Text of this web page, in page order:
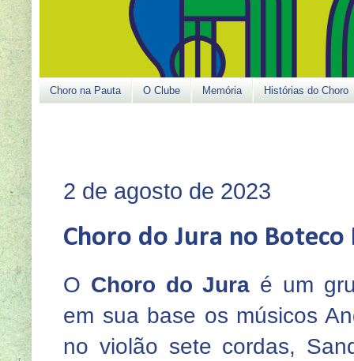
Choro na Pauta O Clube Memória Histórias do Choro
2 de agosto de 2023
Choro do Jura no
O Choro do Jura é um
em sua base os músicos
no violão sete cordas,